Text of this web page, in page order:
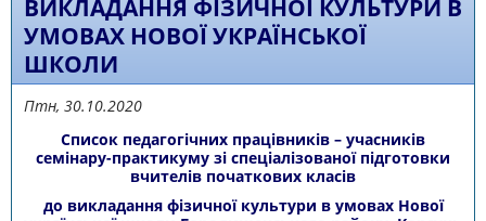
ВИКЛАДАННЯ ФІЗИЧНОЇ КУЛЬТУРИ В
УМОВАХ НОВОЇ УКРАЇНСЬКОЇ
ШКОЛИ
Птн, 30.10.2020
Список педагогічних працівників – учасників
семінару-практикуму зі спеціалізованої підготовки
вчителів початкових класів
до викладання фізичної культури в умовах Нової